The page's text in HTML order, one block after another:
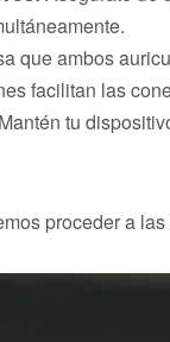
que ambos
facilitan las
Mantén tu
proceder a